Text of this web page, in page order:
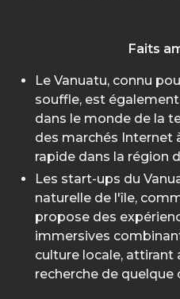
Faits
Le Vanuatu, connu
souffle, est
dans le monde de la
des marchés Internet
rapide dans la région
Les start-ups du
naturelle de l'île,
propose des
immersives
culture locale, attirant
recherche de quelque